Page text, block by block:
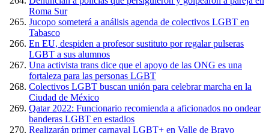
Roma Sur
Jucopo someterá a análisis agenda de colectivos LGBT en
Tabasco
En EU, despiden a profesor sustituto por regalar pulseras
LGBT a sus alumnos
Una activista trans dice que el apoyo de las ONG es una
fortaleza para las personas LGBT
Colectivos LGBT buscan unión para celebrar marcha en la
Ciudad de México
Qatar 2022: Funcionario recomienda a aficionados no ondear
banderas LGBT en estadios
Realizarán primer carnaval LGBT+ en Valle de Bravo